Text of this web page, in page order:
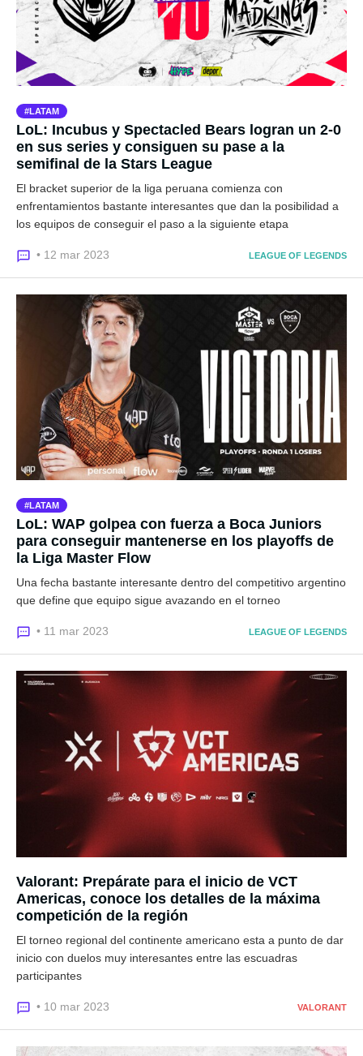
LATAM
LoL: Incubus y Spectacled Bears logran un 2-0
en sus series y consiguen su pase a la
semifinal de la Stars League
El bracket superior de la liga peruana comienza con
enfrentamientos bastante interesantes que dan la posibilidad a
los equipos de conseguir el paso a la siguiente etapa
• 12 mar 2023 LEAGUE OF LEGENDS
LATAM
LoL: WAP golpea con fuerza a Boca Juniors
para conseguir mantenerse en los playoffs de
la Liga Master Flow
Una fecha bastante interesante dentro del competitivo argentino
que define que equipo sigue avazando en el torneo
• 11 mar 2023 LEAGUE OF LEGENDS
Valorant: Prepárate para el inicio de VCT
Americas, conoce los detalles de la máxima
competición de la región
El torneo regional del continente americano esta a punto de dar
inicio con duelos muy interesantes entre las escuadras
participantes
• 10 mar 2023 VALORANT